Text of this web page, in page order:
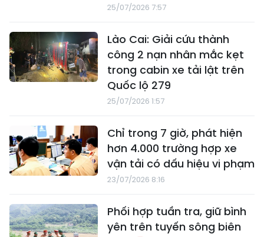
25/07/2026 7:57
Lào Cai: Giải cứu thành
công 2 nạn nhân mắc kẹt
trong cabin xe tải lật trên
Quốc lộ 279
25/07/2026 1:57
Chỉ trong 7 giờ, phát hiện
hơn 4.000 trường hợp xe
vận tải có dấu hiệu vi phạm
23/07/2026 8:16
Phối hợp tuần tra, giữ bình
yên trên tuyến sông biên